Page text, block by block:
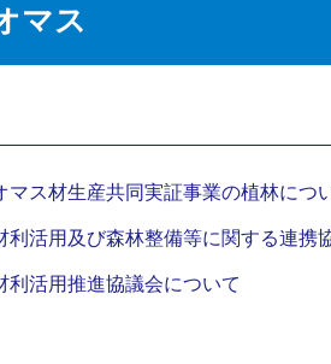
マス
マス材生産共同実証事業の植林につ
利活用及び森林整備等に関する連携
利活用推進協議会について